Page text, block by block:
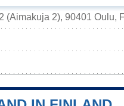
(Aimakuja 2), 90401 Oulu,